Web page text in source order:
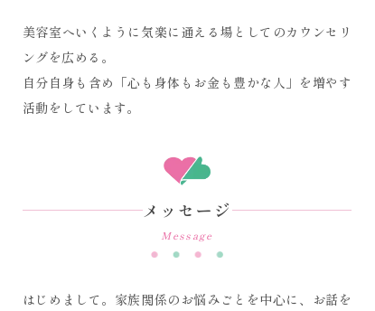
美容室へいくように気楽に通える場としてのカウンセリ
ングを広める。
自分自身も含め「心も身体もお金も豊かな人」を増やす
活動をしています。
メッセージ
Message
はじめまして。家族関係のお悩みごとを中心に、お話を